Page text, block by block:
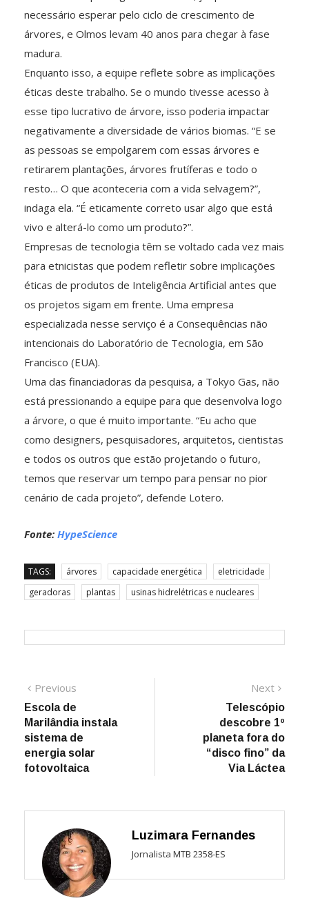
necessário esperar pelo ciclo de crescimento de
árvores, e Olmos levam 40 anos para chegar à fase
madura.
Enquanto isso, a equipe reflete sobre as implicações
éticas deste trabalho. Se o mundo tivesse acesso à
esse tipo lucrativo de árvore, isso poderia impactar
negativamente a diversidade de vários biomas. “E se
as pessoas se empolgarem com essas árvores e
retirarem plantações, árvores frutíferas e todo o
resto… O que aconteceria com a vida selvagem?”,
indaga ela. “É eticamente correto usar algo que está
vivo e alterá-lo como um produto?”.
Empresas de tecnologia têm se voltado cada vez mais
para etnicistas que podem refletir sobre implicações
éticas de produtos de Inteligência Artificial antes que
os projetos sigam em frente. Uma empresa
especializada nesse serviço é a Consequências não
intencionais do Laboratório de Tecnologia, em São
Francisco (EUA).
Uma das financiadoras da pesquisa, a Tokyo Gas, não
está pressionando a equipe para que desenvolva logo
a árvore, o que é muito importante. “Eu acho que
como designers, pesquisadores, arquitetos, cientistas
e todos os outros que estão projetando o futuro,
temos que reservar um tempo para pensar no pior
cenário de cada projeto”, defende Lotero.
Fonte: HypeScience
TAGS: árvores capacidade energética
eletricidade
geradoras
plantas usinas hidrelétricas e nucleares
Navegação
de
Post
Previous
Escola de
Marilândia instala
sistema de
energia solar
fotovoltaica
Next
post:
Telescópio
descobre 1º
planeta fora do
“disco fino” da
Via Láctea
Luzimara Fernandes
Jornalista MTB 2358-ES